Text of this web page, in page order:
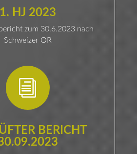
1. HJ 2023
zum 30.6.2023 nach
Schweizer OR
i
BERICHT